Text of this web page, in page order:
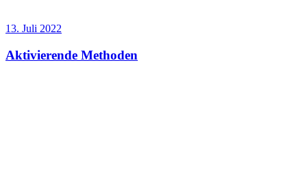
13. Juli 2022
Aktivierende Methoden